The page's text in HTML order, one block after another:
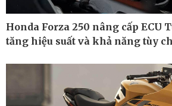
Bất động sản
Thị
Giá
Honda Forza 250 nâng cấp ECU
tăng hiệu suất và khả năng tùy